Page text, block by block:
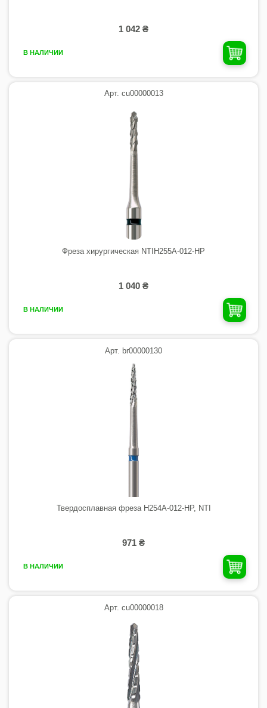
1 042 ₴
В НАЛИЧИИ
Арт. cu00000013
Фреза хирургическая NTIH255A-012-HP
1 040 ₴
В НАЛИЧИИ
Арт. br00000130
Твердосплавная фреза H254A-012-HP, NTI
971 ₴
В НАЛИЧИИ
Арт. cu00000018